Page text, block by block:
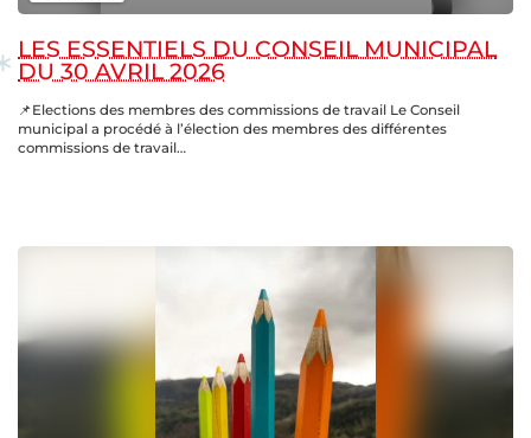
LES ESSENTIELS DU CONSEIL MUNICIPAL
DU 30 AVRIL 2026
📌Elections des membres des commissions de travail Le Conseil
municipal a procédé à l’élection des membres des différentes
commissions de travail…